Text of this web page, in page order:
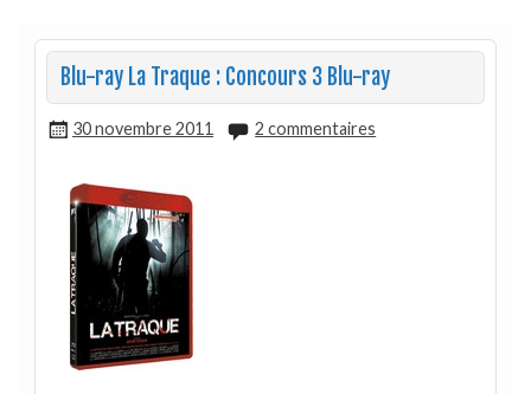
Blu-ray La Traque : Concours 3 Blu-ray
30 novembre 2011 2 commentaires